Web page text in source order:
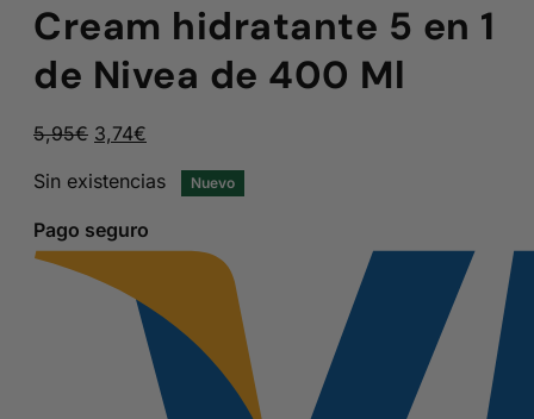
Cream hidratante 5 en 1
de Nivea de 400 Ml
5,95€ El
original
5,95€.
3,74€
actual
3,74€.
Sin existencias Nuevo
Pago seguro